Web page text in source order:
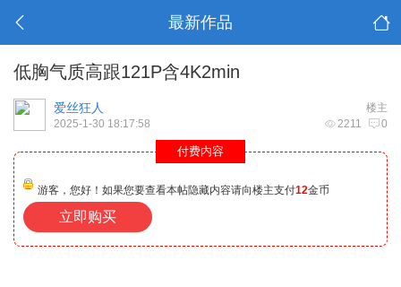
最新作品
低胸气质高跟121P含4K2min
楼主
爱丝狂人
2211 0
2025-1-30 18:17:58
付费内容
游客，您好！如果您要查看本帖隐藏内容请向楼主支付12金币
立即购买